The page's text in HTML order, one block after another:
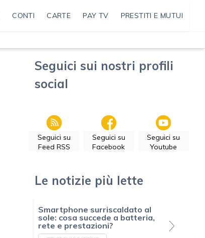
CONTI CARTE PAY TV PRESTITI E MUTUI
Seguici sui nostri profili
social
Seguici su
Feed RSS
Seguici su
Facebook
Seguici su
Youtube
Le notizie più lette
Smartphone surriscaldato al
sole: cosa succede a batteria,
rete e prestazioni?